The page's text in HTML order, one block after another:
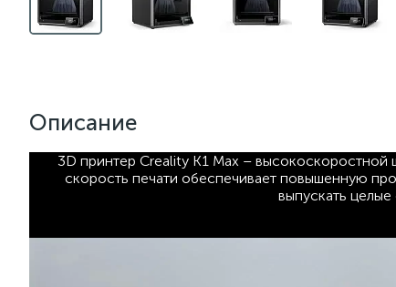
Описание
3D принтер Creality K1 Max –
скорость печати обеспечивает повышенную
выпускать